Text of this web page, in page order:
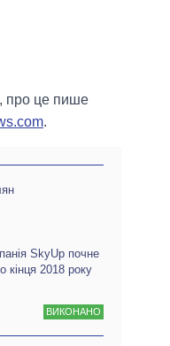
про це пише
.
SkyUp почне
кінця 2018 року
ВИКОНАНО